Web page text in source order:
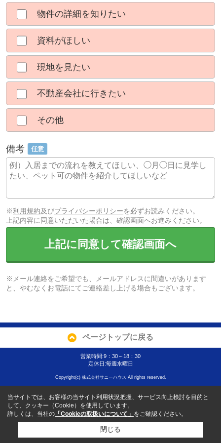
物件の詳細を知りたい
資料がほしい
現地を見たい
不動産会社に行きたい
その他
備考 任意
※利用規約及びプライバシーポリシーを必ずお読みください。
上記内容に同意いただいた場合は、確認画面へお進みください。
上記に同意して確認画面へ
※メール連絡をご希望でも、メールアドレスに間違いがあります
と、やむなくお電話にてご連絡差し上げる場合もございます。
ページトップに戻る
営業時間:9：30～18：30
定休日:毎週水曜日
Copyright(c) 株式会社サニーハウス All rights reserved.
当サイトでは、お客様の当サイト利用状況把握、サービス向上検討を目的と
して、クッキー（Cookie）を使用しています。
詳しくは、当社の 「Cookieの取扱いについて」 をご確認ください。
閉じる